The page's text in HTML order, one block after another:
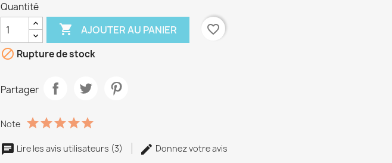
Quantité
 AJOUTER AU PANIER
favorite_border
 Rupture de stock
Partager
Note
Lire les avis utilisateurs (3) Donnez votre avis